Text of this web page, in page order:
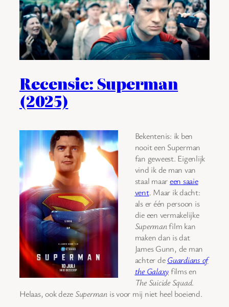
Recensie: Superman
(2025)
Bekentenis: ik ben
nooit een Superman
fan geweest. Eigenlijk
vind ik de man van
staal maareen saaie
vent. Maar ik dacht:
als er één persoon is
die een vermakelijke
Supermanfilm kan
maken dan is dat
James Gunn, de man
achter deGuardians of
the Galaxyfilms en
The Suicide Squad.
Helaas, ook dezeSuperman is voor mij niet heel boeiend.